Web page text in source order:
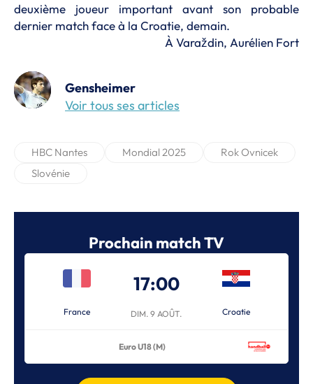
deuxième joueur important avant son probable
dernier match face à la Croatie, demain.
À Varaždin, Aurélien Fort
Gensheimer
Voir tous ses articles
HBC Nantes Mondial 2025
Rok Ovnicek
Slovénie
Prochain match TV
France
17:00
DIM. 9 AOÛT. Croatie
Euro U18 (M)